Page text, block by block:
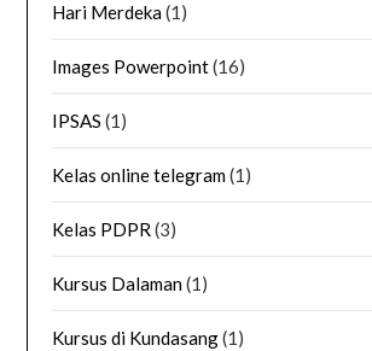
Hari Merdeka(1)
Images Powerpoint(16)
IPSAS (1)
Kelas online telegram(1)
Kelas PDPR (3)
Kursus Dalaman(1)
Kursus di Kundasang(1)